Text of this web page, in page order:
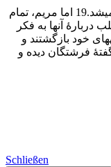
18 هر كه گفتههای آنان را میشنيد، حيرتزده میشد.19 اما مريم، تمام
دربارهٔ آنها به فكر
گلههای خود بازگشتند و
فرشتگان ديده و
Schließen